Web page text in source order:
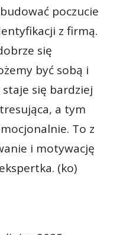
poczucie
z firmą.
się
być sobą i
się bardziej
a tym
To z
i motywację
(ko)